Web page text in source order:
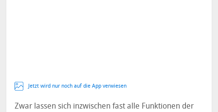
Jetzt wird nur noch auf die App verwiesen
Zwar lassen sich inzwischen fast alle Funktionen der